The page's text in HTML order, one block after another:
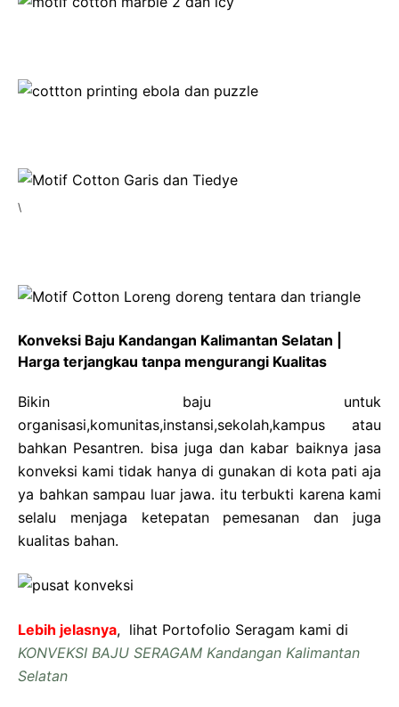
\
Konveksi Baju Kandangan Kalimantan Selatan |
Harga terjangkau tanpa mengurangi Kualitas
Bikin baju untuk
organisasi,komunitas,instansi,sekolah,kampus atau
bahkan Pesantren. bisa juga dan kabar baiknya jasa
konveksi kami tidak hanya di gunakan di kota pati aja
ya bahkan sampau luar jawa. itu terbukti karena kami
selalu menjaga ketepatan pemesanan dan juga
kualitas bahan.
Lebih jelasnya, lihat Portofolio Seragam kami di
KONVEKSI BAJU SERAGAM Kandangan Kalimantan
Selatan